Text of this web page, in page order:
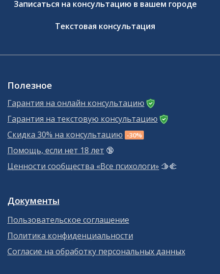
Записаться на консультацию в вашем городе
Текстовая консультация
Полезное
Гарантия на онлайн консультацию
Гарантия на текстовую консультацию
Скидка 30% на консультацию -30%
Помощь, если нет 18 лет 🔞
Ценности сообщества «Все психологи» 🫱‍🫲
Документы
Пользовательское соглашение
Политика конфиденциальности
Согласие на обработку персональных данных